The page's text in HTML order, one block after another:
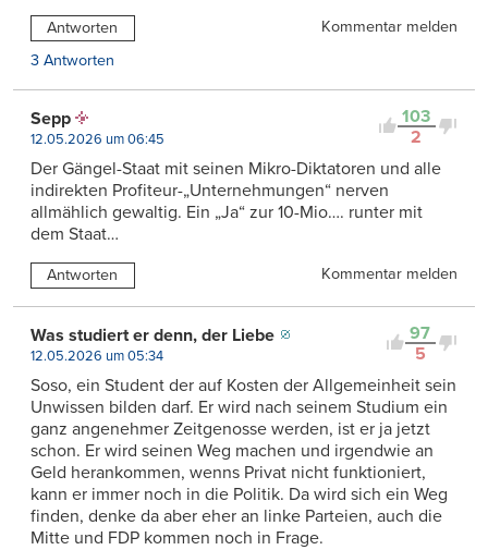
Antworten
Kommentar melden
3 Antworten
103
2
Sepp
12.05.2026 um 06:45
Der Gängel-Staat mit seinen Mikro-Diktatoren und alle
indirekten Profiteur-„Unternehmungen“ nerven
allmählich gewaltig. Ein „Ja“ zur 10-Mio…. runter mit
dem Staat…
Antworten Kommentar melden
97
5
Was studiert er denn, der Liebe
12.05.2026 um 05:34
Soso, ein Student der auf Kosten der Allgemeinheit sein
Unwissen bilden darf. Er wird nach seinem Studium ein
ganz angenehmer Zeitgenosse werden, ist er ja jetzt
schon. Er wird seinen Weg machen und irgendwie an
Geld herankommen, wenns Privat nicht funktioniert,
kann er immer noch in die Politik. Da wird sich ein Weg
finden, denke da aber eher an linke Parteien, auch die
Mitte und FDP kommen noch in Frage.